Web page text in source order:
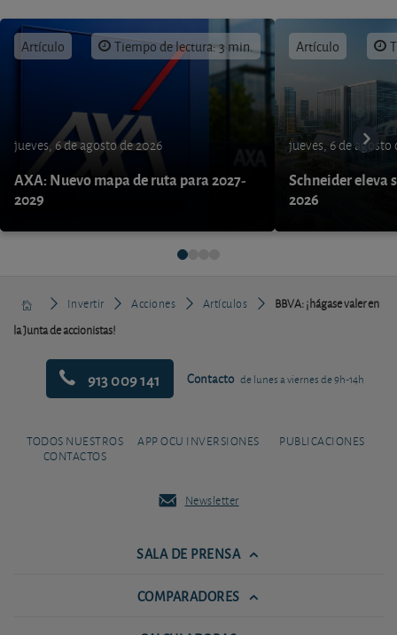
Artículo Tiempo de lectura: 3 min.
jueves, 6 de agosto de 2026
AXA: Nuevo mapa de ruta para 2027-
2029
Artículo
jueves, 6 de agosto
Schneider eleva
2026
Invertir Acciones Artículos
BBVA: ¡hágase valer en
la Junta de accionistas!
913 009 141 Contacto de lunes a viernes de 9h-14h
TODOS NUESTROS
CONTACTOS
APP OCU INVERSIONES PUBLICACIONES
Newsletter
SALA DE PRENSA
COMPARADORES